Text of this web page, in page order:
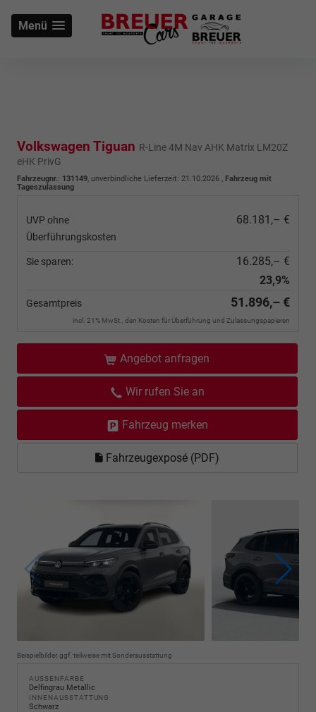
Menü
Volkswagen Tiguan R-Line 4M Nav AHK Matrix LM20Z
eHK PrivG
Fahrzeugnr.: 131149, unverbindliche Lieferzeit: 21.10.2026 , Fahrzeug mit
Tageszulassung
UVP ohne
Überführungskosten
68.181,– €
Sie sparen:
16.285,– €
23,9%
Gesamtpreis 51.896,– €
incl. 21% MwSt., den Kosten für Überführung und Zulassungspapieren
Angebot anfragen
Wir rufen Sie an
Fahrzeug merken
Fahrzeugexposé (PDF)
Beispielbilder, ggf. teilweise mit Sonderausstattung
AUSSENFARBE
Delfingrau Metallic
INNENAUSSTATTUNG
Schwarz